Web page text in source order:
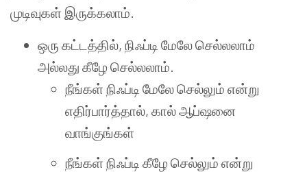
முடிவுகள் இருக்கலாம்.
ஒரு கட்டத்தில், நிஃப்டி மேலே செல்லலாம்
அல்லது கீழே செல்லலாம்.
நீங்கள் நிஃப்டி மேலே செல்லும் என்று
எதிர்பார்த்தால், கால் ஆப்ஷனை
வாங்குங்கள்
நீங்கள் நிஃப்டி கீழே செல்லும் என்று